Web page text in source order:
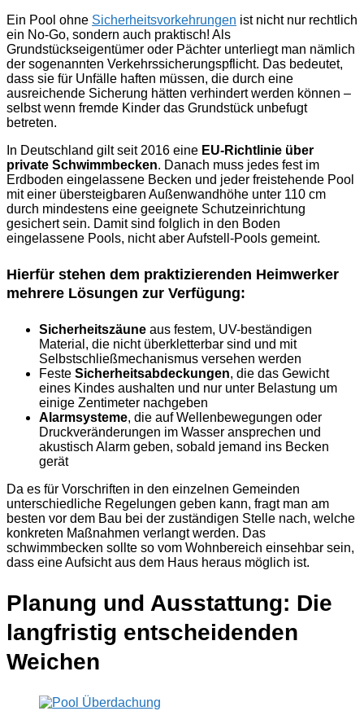
Ein Pool ohne Sicherheitsvorkehrungen ist nicht nur rechtlich
ein No-Go, sondern auch praktisch! Als
Grundstückseigentümer oder Pächter unterliegt man nämlich
der sogenannten Verkehrssicherungspflicht. Das bedeutet,
dass sie für Unfälle haften müssen, die durch eine
ausreichende Sicherung hätten verhindert werden können –
selbst wenn fremde Kinder das Grundstück unbefugt
betreten.
In Deutschland gilt seit 2016 eine EU-Richtlinie über
private Schwimmbecken. Danach muss jedes fest im
Erdboden eingelassene Becken und jeder freistehende Pool
mit einer übersteigbaren Außenwandhöhe unter 110 cm
durch mindestens eine geeignete Schutzeinrichtung
gesichert sein. Damit sind folglich in den Boden
eingelassene Pools, nicht aber Aufstell-Pools gemeint.
Hierfür stehen dem praktizierenden Heimwerker
mehrere Lösungen zur Verfügung:
Sicherheitszäune aus festem, UV-beständigen
Material, die nicht überkletterbar sind und mit
Selbstschließmechanismus versehen werden
Feste Sicherheitsabdeckungen, die das Gewicht
eines Kindes aushalten und nur unter Belastung um
einige Zentimeter nachgeben
Alarmsysteme, die auf Wellenbewegungen oder
Druckveränderungen im Wasser ansprechen und
akustisch Alarm geben, sobald jemand ins Becken
gerät
Da es für Vorschriften in den einzelnen Gemeinden
unterschiedliche Regelungen geben kann, fragt man am
besten vor dem Bau bei der zuständigen Stelle nach, welche
konkreten Maßnahmen verlangt werden. Das
schwimmbecken sollte so vom Wohnbereich einsehbar sein,
dass eine Aufsicht aus dem Haus heraus möglich ist.
Planung und Ausstattung: Die
langfristig entscheidenden
Weichen